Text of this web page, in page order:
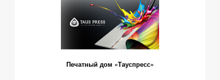
Печатный дом «Тауспресс»